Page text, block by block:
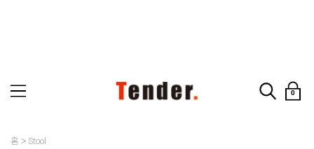
0
홈 Stool